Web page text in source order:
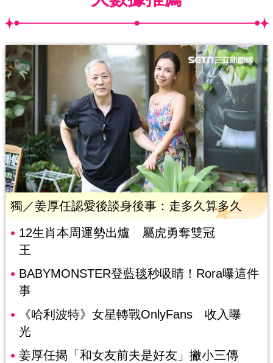
獨／姜厚任認愛後談身後事：走多久算多久
12生肖本周運勢出爐 屬虎勇奪雙冠
王
BABYMONSTER登藍毯秒吸睛！Rora曝這件
事
《哈利波特》女星轉戰OnlyFans 收入曝
光
姜厚任揭「和女友前夫是好友」撇小三傳